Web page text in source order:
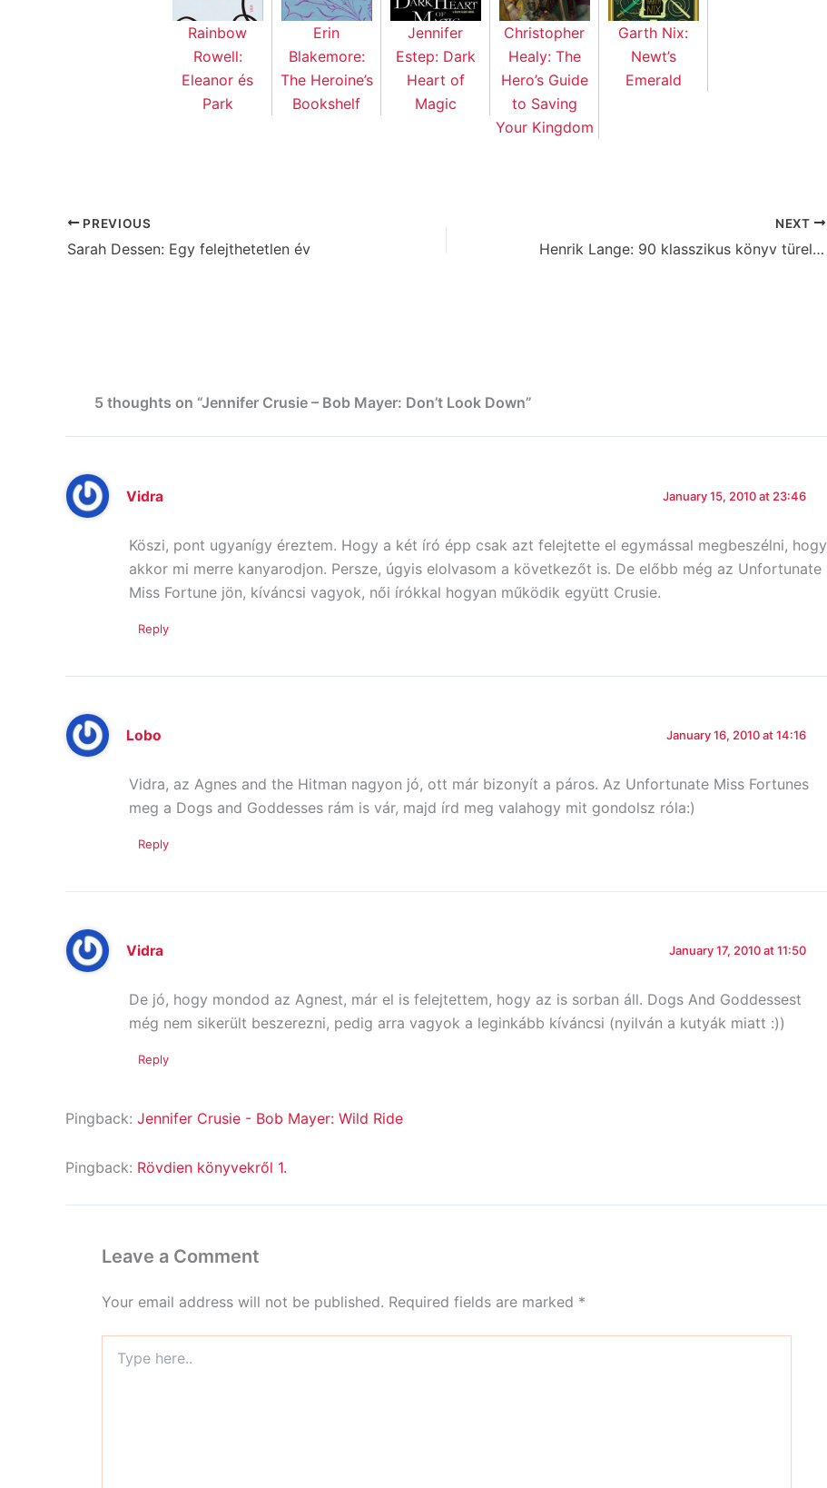
Rainbow
Rowell:
Eleanor és
Park
Erin
Blakemore:
The Heroine’s
Bookshelf
Jennifer
Estep: Dark
Heart of
Magic
Christopher
Healy: The
Hero’s Guide
to Saving
Your Kingdom
Garth Nix:
Newt’s
Emerald
PREVIOUS
Sarah Dessen: Egy felejthetetlen év
NEXT
Henrik Lange: 90 klasszikus könyv türelmetlen olvasóknak
5 thoughts on “Jennifer Crusie – Bob Mayer: Don’t Look Down”
Vidra January 15, 2010 at 23:46
Köszi, pont ugyanígy éreztem. Hogy a két író épp csak azt felejtette el egymással megbeszélni, hogy
akkor mi merre kanyarodjon. Persze, úgyis elolvasom a következőt is. De előbb még az Unfortunate
Miss Fortune jön, kíváncsi vagyok, női írókkal hogyan működik együtt Crusie.
Reply
Lobo January 16, 2010 at 14:16
Vidra, az Agnes and the Hitman nagyon jó, ott már bizonyít a páros. Az Unfortunate Miss Fortunes
meg a Dogs and Goddesses rám is vár, majd írd meg valahogy mit gondolsz róla:)
Reply
Vidra January 17, 2010 at 11:50
De jó, hogy mondod az Agnest, már el is felejtettem, hogy az is sorban áll. Dogs And Goddessest
még nem sikerült beszerezni, pedig arra vagyok a leginkább kíváncsi (nyilván a kutyák miatt :))
Reply
Pingback: Jennifer Crusie - Bob Mayer: Wild Ride
Pingback: Rövdien könyvekről 1.
Leave a Comment
Your email address will not be published. Required fields are marked *
here..